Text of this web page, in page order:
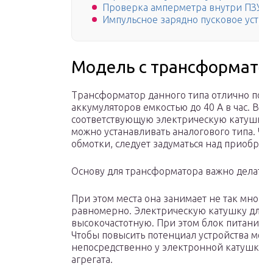
Проверка амперметра внутри
Импульсное зарядно пусковое
Модель с
Трансформатор данного типа отлично
аккумуляторов емкостью до 40 А в час.
соответствующую электрическую
можно устанавливать аналогового
обмотки, следует задуматься над
Основу для трансформатора важно
При этом места она занимает не так
равномерно. Электрическую катушку
высокочастотную. При этом блок
Чтобы повысить потенциал устройства
непосредственно у электронной
агрегата.